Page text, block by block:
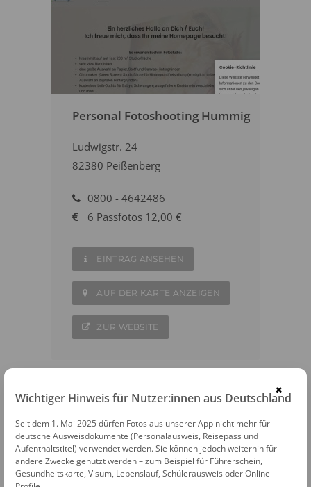
Personal Fotoshooting Hummig
Ludwigstr. 24
82380 Peißenberg
0800 - 4642486
6 Passfotos 12,00 €
EINTRAG ANSEHEN
AUF DER KARTE ANZEIGEN
ZUR WEBSITE
NÄHE
Weilheim in Oberbayern
×
Wichtiger Hinweis für Nutzer:innen aus Deutschland
Seit dem 1. Mai 2025 dürfen Fotos aus unserer App nicht mehr für
deutsche Ausweisdokumente (Personalausweis, Reisepass und
Aufenthaltstitel) verwendet werden. Sie können jedoch weiterhin für
andere Zwecke genutzt werden – zum Beispiel für Führerschein,
Gesundheitskarte, Visum, Lebenslauf, Schülerausweis oder Online-